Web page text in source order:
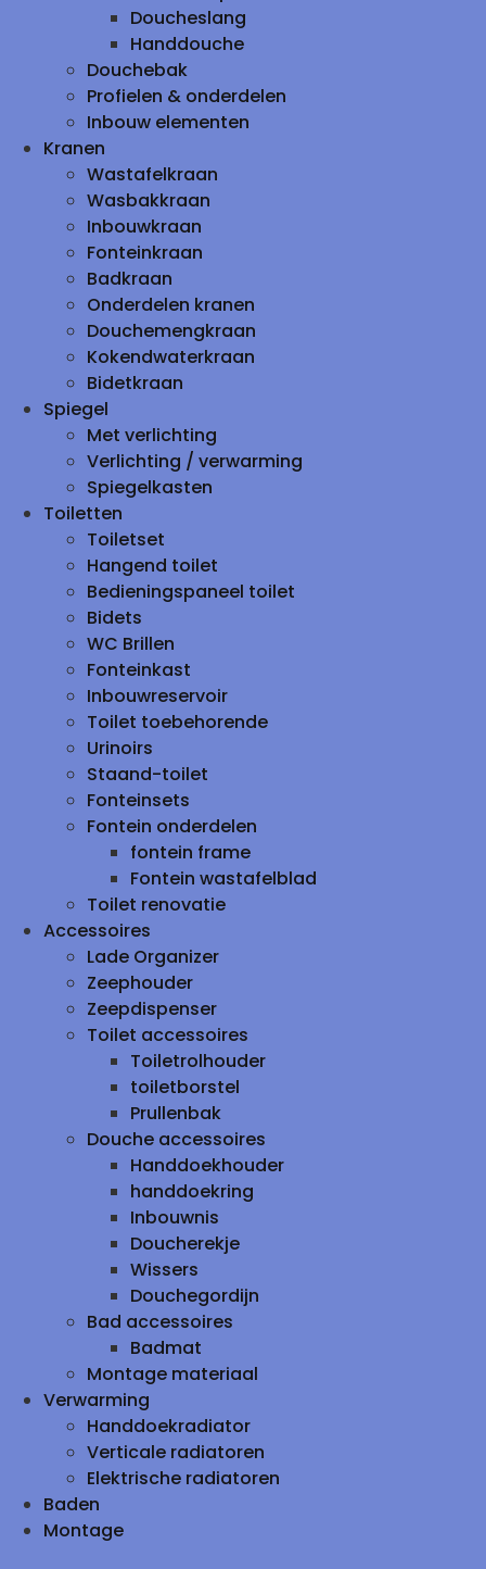
Doucheslang
Handdouche
Douchebak
Profielen & onderdelen
Inbouw elementen
Kranen
Wastafelkraan
Wasbakkraan
Inbouwkraan
Fonteinkraan
Badkraan
Onderdelen kranen
Douchemengkraan
Kokendwaterkraan
Bidetkraan
Spiegel
Met verlichting
Verlichting / verwarming
Spiegelkasten
Toiletten
Toiletset
Hangend toilet
Bedieningspaneel toilet
Bidets
WC Brillen
Fonteinkast
Inbouwreservoir
Toilet toebehorende
Urinoirs
Staand-toilet
Fonteinsets
Fontein onderdelen
fontein frame
Fontein wastafelblad
Toilet renovatie
Accessoires
Lade Organizer
Zeephouder
Zeepdispenser
Toilet accessoires
Toiletrolhouder
toiletborstel
Prullenbak
Douche accessoires
Handdoekhouder
handdoekring
Inbouwnis
Doucherekje
Wissers
Douchegordijn
Bad accessoires
Badmat
Montage materiaal
Verwarming
Handdoekradiator
Verticale radiatoren
Elektrische radiatoren
Baden
Montage